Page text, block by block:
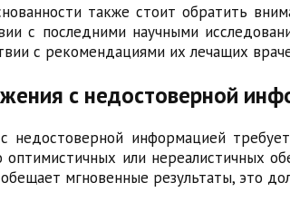
также стоит обратить
с последними научными
с рекомендациями их лечащих
с недостоверной
недостоверной информацией
оптимистичных или нереалистичных
мгновенные результаты, это